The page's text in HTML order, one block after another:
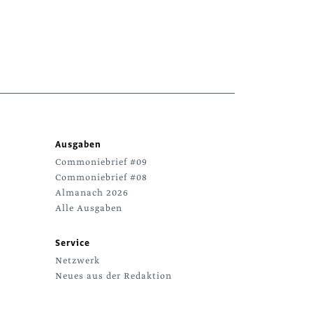
Ausgaben
Commoniebrief #09
Commoniebrief #08
Almanach 2026
Alle Ausgaben
Service
Netzwerk
Neues aus der Redaktion